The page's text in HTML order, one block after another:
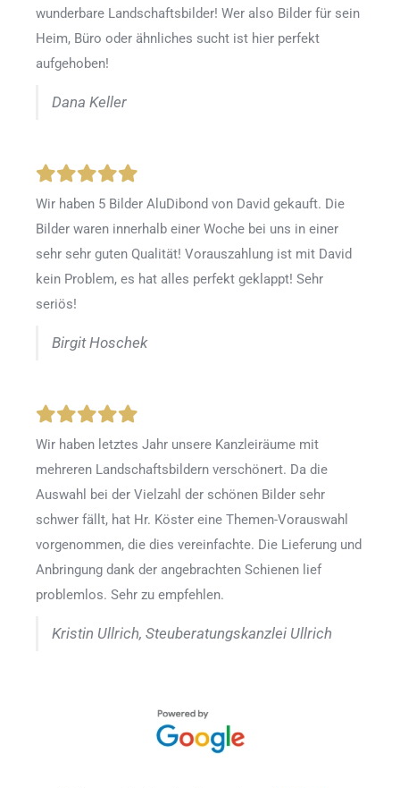
wunderbare Landschaftsbilder! Wer also Bilder für sein
Heim, Büro oder ähnliches sucht ist hier perfekt
aufgehoben!
Dana Keller
Wir haben 5 Bilder AluDibond von David gekauft. Die
Bilder waren innerhalb einer Woche bei uns in einer
sehr sehr guten Qualität! Vorauszahlung ist mit David
kein Problem, es hat alles perfekt geklappt! Sehr
seriös!
Birgit Hoschek
Wir haben letztes Jahr unsere Kanzleiräume mit
mehreren Landschaftsbildern verschönert. Da die
Auswahl bei der Vielzahl der schönen Bilder sehr
schwer fällt, hat Hr. Köster eine Themen-Vorauswahl
vorgenommen, die dies vereinfachte. Die Lieferung und
Anbringung dank der angebrachten Schienen lief
problemlos. Sehr zu empfehlen.
Kristin Ullrich, Steuberatungskanzlei Ullrich